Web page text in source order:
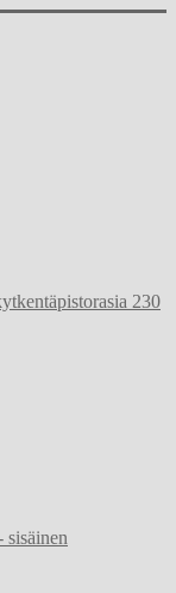
230
sisäinen